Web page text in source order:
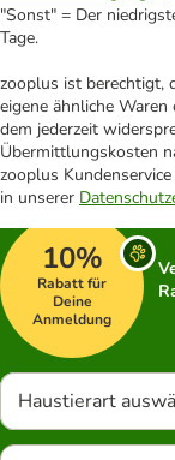
"Sonst" = Der
Tage.
zooplus ist berechtigt,
eigene ähnliche
dem jederzeit
Übermittlungskosten
zooplus
in unserer
10%
Rabatt für
Deine
Anmeldung
Haustierart